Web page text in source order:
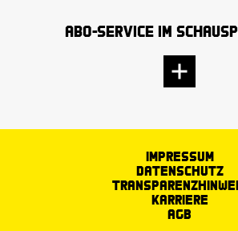
Abo-Service im
Impressum
Datenschutz
Karriere
AGB